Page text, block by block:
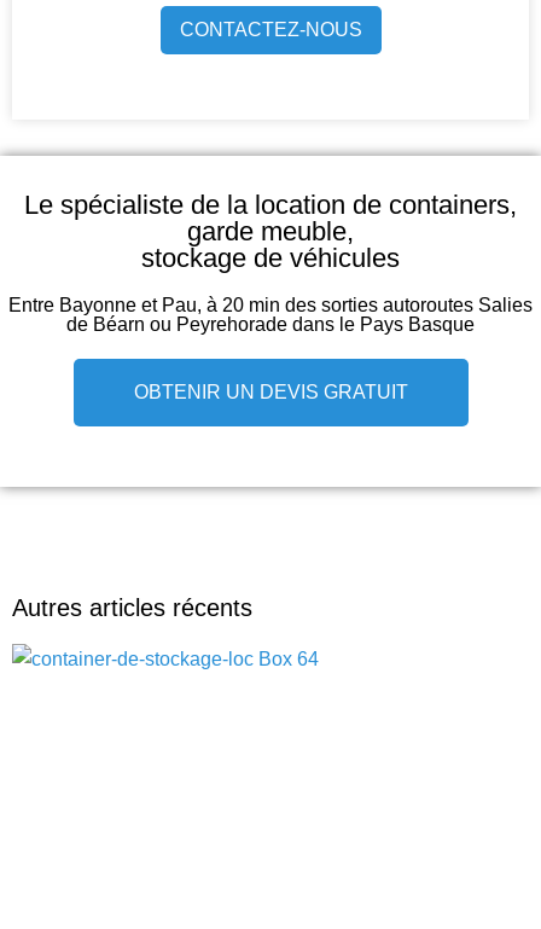
CONTACTEZ-NOUS
Le spécialiste de la location de containers,
garde meuble,
stockage de véhicules
Entre Bayonne et Pau, à 20 min des sorties autoroutes Salies
de Béarn ou Peyrehorade dans le Pays Basque
OBTENIR UN DEVIS GRATUIT
Autres articles récents